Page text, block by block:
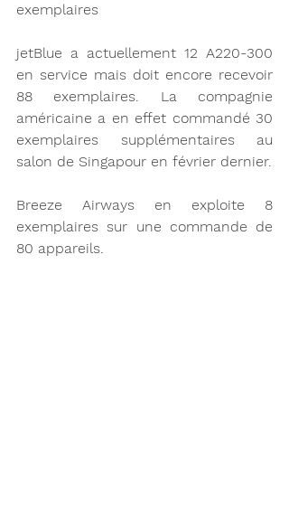
exemplaires
jetBlue a actuellement 12 A220-300
en service mais doit encore recevoir
88 exemplaires. La compagnie
américaine a en effet commandé 30
exemplaires supplémentaires au
Breeze Airways en exploite 8
exemplaires sur une commande de
80 appareils.